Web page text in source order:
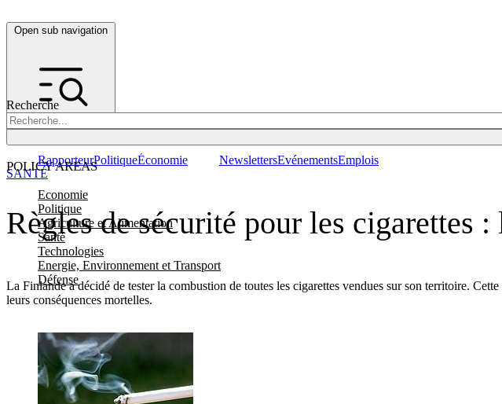
Open sub navigation
Recherche
POLICY AREAS
Economie
Politique
Agriculture et Alimentation
Santé
Technologies
Energie, Environnement et Transport
Défense
RapporteurPolitiqueÉconomie NewslettersEvénementsEmplois
Règles de sécurité pour les cigarettes
La Finlande a décidé de tester la combustion de toutes les cigarettes vendues sur son territoire.
leurs conséquences mortelles.
SANTÉ